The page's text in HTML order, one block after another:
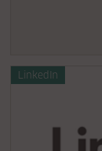
LinkedIn